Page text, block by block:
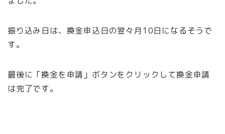
振り込み日は、換金申込日の翌々月10日になるそうで
す。
最後に「換金を申請」ボタンをクリックして換金申請
は完了です。